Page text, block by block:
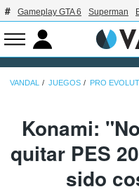
Gameplay GTA 6 Superman
VANDAL JUEGOS PRO
Konami:
quitar PES
sido